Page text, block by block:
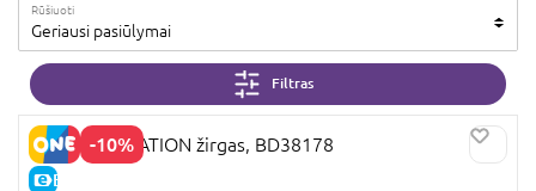
Rūšiuoti
Geriausi pasiūlymai
Filtras
-10%
E-KAINA
OUR GENERATION žirgas, BD38178